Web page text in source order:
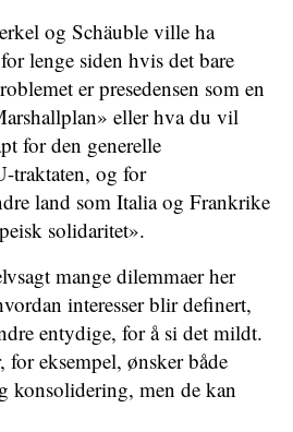
og Schäuble ville ha
lenge siden hvis det bare
er presedensen som en
eller hva du vil
for den generelle
traktaten, og for
land som Italia og Frankrike
solidaritet».
mange dilemmaer her
interesser blir definert,
entydige, for å si det mildt.
for eksempel, ønsker både
konsolidering, men de kan